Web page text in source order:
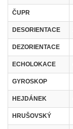
ČUPR
DESORIENTACE
DEZORIENTACE
ECHOLOKACE
GYROSKOP
HEJDÁNEK
HRUŠOVSKÝ